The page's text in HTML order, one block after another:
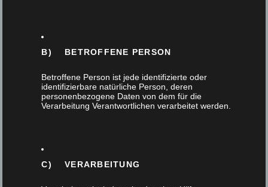
B) BETROFFENE PERSON
Betroffene Person ist jede identifizierte oder
identifizierbare natürliche Person, deren
personenbezogene Daten von dem für die
Verarbeitung Verantwortlichen verarbeitet werden.
C) VERARBEITUNG